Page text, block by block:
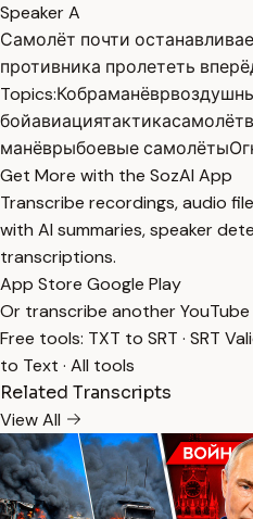
Speaker A
Самолёт почти
противника пролететь
Topics:Кобраманёвр
бойавиациятактикасамолёт
манёврыбоевые самолёты
Get More with the SozAI App
Transcribe recordings, audio
with AI summaries, speaker
transcriptions.
App Store Google Play
Or transcribe another
Free tools: TXT to SRT · SRT
to Text · All tools
Related Transcripts
View All